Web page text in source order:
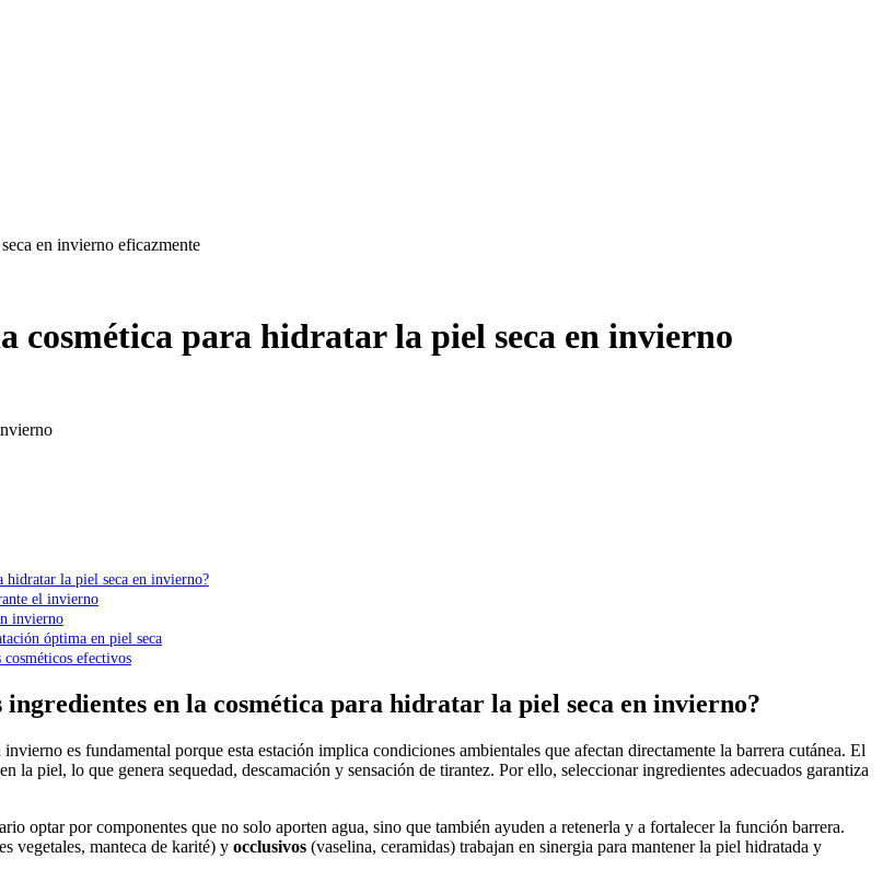
en invierno eficazmente
cosmética para hidratar la piel seca en invierno
hidratar la piel seca en invierno?
el invierno
invierno
óptima en piel seca
efectivos
en la cosmética para hidratar la piel seca en invierno?
piel, lo que genera sequedad, descamación y sensación de tirantez. Por ello, seleccionar ingredientes adecuados garantiza
optar por componentes que no solo aporten agua, sino que también ayuden a retenerla y a fortalecer la función barrera.
vegetales, manteca de karité) y occlusivos (vaselina, ceramidas) trabajan en sinergia para mantener la piel hidratada y